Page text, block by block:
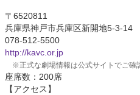
〒6520811
兵庫県神戸市兵庫区新開地5-3-14
078-512-5500
http://kavc.or.jp
※正式な劇場情報は公式サイトでご確
座席数：200席
【アクセス】